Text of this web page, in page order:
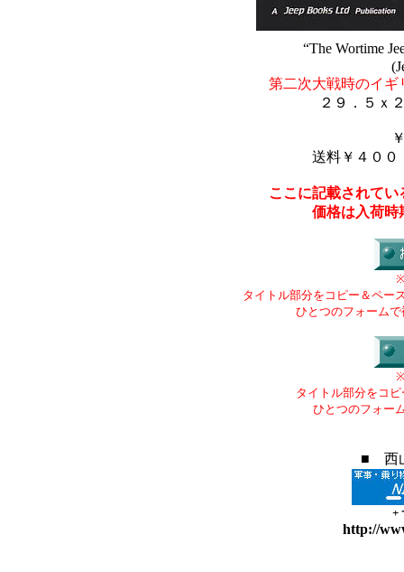
“The Wortime
第二次大戦時のイギ
２９．５ｘ
送料￥４００
ここに記載されて
価格は入荷時
タイトル部分をコピー＆ペー
ひとつのフォーム
タイトル部分をコ
ひとつのフォー
■ 西
+
http://